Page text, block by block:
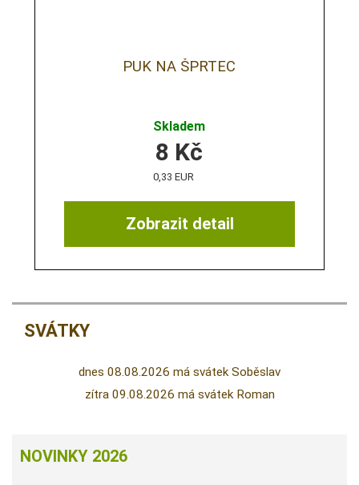
PUK NA ŠPRTEC
Skladem
Zobrazit detail
8 Kč
0,33 EUR
SVÁTKY
dnes 08.08.2026 má svátek Soběslav
zítra 09.08.2026 má svátek Roman
NOVINKY 2026